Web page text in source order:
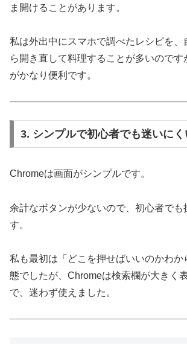
ま開けることがあります。
私は外出中にスマホで調べたレシピを、
ら開き直して料理することが多いので
がかなり便利です。
3. シンプルで初心者でも迷いにく
Chromeは画面がシンプルです。
余計なボタンが少ないので、初心者でも
す。
私も最初は「どこを押せばいいのかわか
態でしたが、Chromeは検索欄が大きく
で、迷わず使えました。